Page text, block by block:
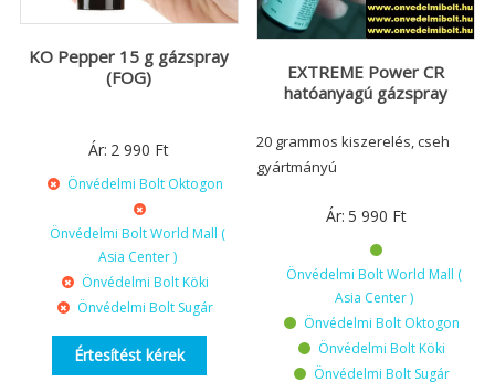
KO Pepper 15 g gázspray
(FOG)
Ár: 2 990 Ft
Önvédelmi Bolt Oktogon
Önvédelmi Bolt World Mall (
Asia Center )
Önvédelmi Bolt Köki
Önvédelmi Bolt Sugár
Értesítést kérek
EXTREME Power CR
hatóanyagú gázspray
20 grammos kiszerelés, cseh
gyártmányú
Ár: 5 990 Ft
Önvédelmi Bolt World Mall (
Asia Center )
Önvédelmi Bolt Oktogon
Önvédelmi Bolt Köki
Önvédelmi Bolt Sugár